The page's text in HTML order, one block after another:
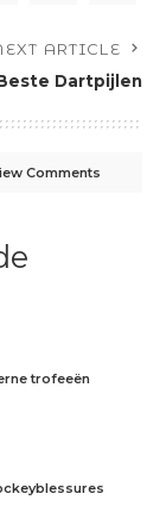
ARTICLE
Dartpijlen
Comments
trofeeën